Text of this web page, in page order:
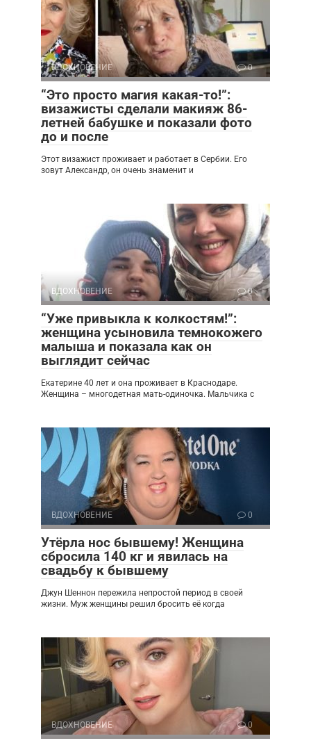
ВДОХНОВЕНИЕ 0
“Это просто магия какая-то!”:
визажисты сделали макияж 86-
летней бабушке и показали фото
до и после
Этот визажист проживает и работает в Сербии. Его
зовут Александр, он очень знаменит и
ВДОХНОВЕНИЕ 0
“Уже привыкла к колкостям!”:
женщина усыновила темнокожего
малыша и показала как он
выглядит сейчас
Екатерине 40 лет и она проживает в Краснодаре.
Женщина – многодетная мать-одиночка. Мальчика с
ВДОХНОВЕНИЕ 0
Утёрла нос бывшему! Женщина
сбросила 140 кг и явилась на
свадьбу к бывшему
Джун Шеннон пережила непростой период в своей
жизни. Муж женщины решил бросить её когда
ВДОХНОВЕНИЕ 0